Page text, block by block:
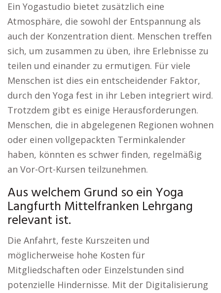
Ein Yogastudio bietet zusätzlich eine
Atmosphäre, die sowohl der Entspannung als
auch der Konzentration dient. Menschen treffen
sich, um zusammen zu üben, ihre Erlebnisse zu
teilen und einander zu ermutigen. Für viele
Menschen ist dies ein entscheidender Faktor,
durch den Yoga fest in ihr Leben integriert wird.
Trotzdem gibt es einige Herausforderungen.
Menschen, die in abgelegenen Regionen wohnen
oder einen vollgepackten Terminkalender
haben, könnten es schwer finden, regelmäßig
an Vor-Ort-Kursen teilzunehmen.
Aus welchem Grund so ein Yoga
Langfurth Mittelfranken Lehrgang
relevant ist.
Die Anfahrt, feste Kurszeiten und
möglicherweise hohe Kosten für
Mitgliedschaften oder Einzelstunden sind
potenzielle Hindernisse. Mit der Digitalisierung